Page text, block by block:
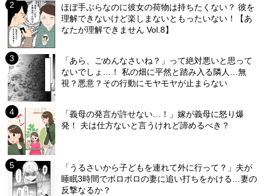
ほぼ手ぶらなのに彼女の荷物は持ちたくない？ 彼を
理解できないけど楽しまないともったいない！【あ
なたが理解できません Vol.8】
「あら、ごめんなさいね？」って絶対悪いと思って
ないでしょ…！ 私の畑に平然と踏み入る隣人…無
視？悪意？その行動にモヤモヤが止まらない
「義母の発言が許せない…！」嫁が義母に怒り爆
発！ 夫は仕方ないと言うけれど諦めるべき？
「うるさいから子どもを連れて外に行って？」夫が
睡眠3時間でボロボロの妻に追い打ちをかける…妻の
反撃なるか？